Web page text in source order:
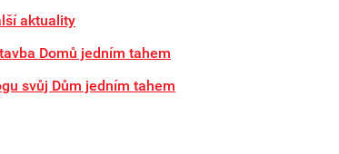
aktuality
Domů jedním tahem
svůj Dům jedním tahem